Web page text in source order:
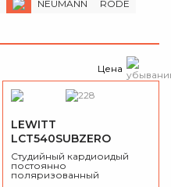
NEUMANN
RODE
Цена
LEWITT
LCT540SUBZERO
Студийный микрофон
Студийный кардиоидый
постоянно
поляризованный